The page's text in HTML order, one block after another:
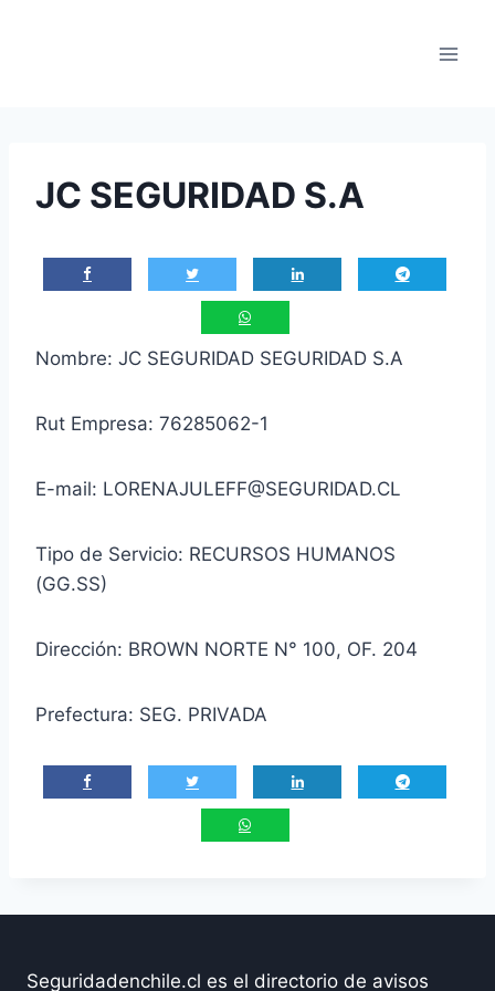
JC SEGURIDAD S.A
Nombre: JC SEGURIDAD SEGURIDAD S.A
Rut Empresa: 76285062-1
E-mail: LORENAJULEFF@SEGURIDAD.CL
Tipo de Servicio: RECURSOS HUMANOS
(GG.SS)
Dirección: BROWN NORTE N° 100, OF. 204
Prefectura: SEG. PRIVADA
Seguridadenchile.cl es el directorio de avisos